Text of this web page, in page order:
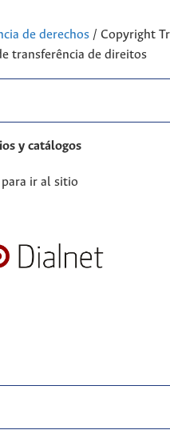
de derechos/ Copyright
transferência de direitos
y catálogos
ir al sitio